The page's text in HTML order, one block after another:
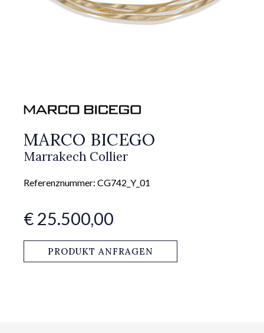
MARCO BICEGO
Marrakech Collier
Referenznummer: CG742_Y_01
€ 25.500,00
PRODUKT ANFRAGEN